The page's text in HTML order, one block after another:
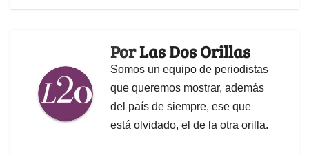
PorLas Dos Orillas
Somos un equipo de periodistas
que queremos mostrar, además
del país de siempre, ese que
está olvidado, el de la otra orilla.